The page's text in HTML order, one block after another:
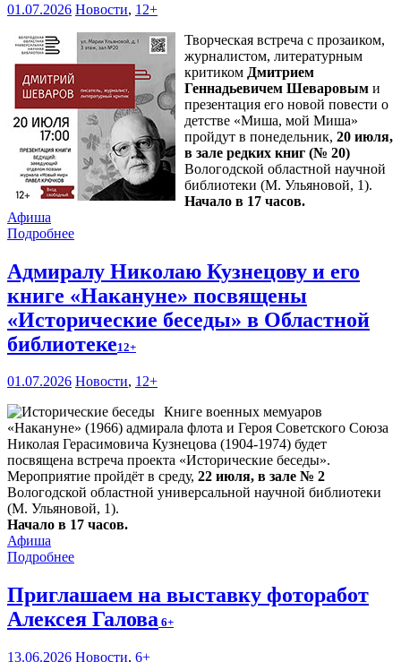
01.07.2026 Новости, 12+
Творческая встреча с прозаиком,
журналистом, литературным
критиком Дмитрием
Геннадьевичем Шеваровым и
презентация его новой повести о
детстве «Миша, мой Миша»
пройдут в понедельник, 20 июля,
в зале редких книг (№ 20)
Вологодской областной научной
библиотеки (М. Ульяновой, 1).
Начало в 17 часов.
Афиша
Подробнее
Адмиралу Николаю Кузнецову и его
книге «Накануне» посвящены
«Исторические беседы» в Областной
библиотеке12+
01.07.2026 Новости, 12+
Книге военных мемуаров
«Накануне» (1966) адмирала флота и Героя Советского Союза
Николая Герасимовича Кузнецова (1904-1974) будет
посвящена встреча проекта «Исторические беседы».
Мероприятие пройдёт в среду, 22 июля, в зале № 2
Вологодской областной универсальной научной библиотеки
(М. Ульяновой, 1).
Начало в 17 часов.
Афиша
Подробнее
Приглашаем на выставку фоторабот
Алексея Галова 6+
13.06.2026 Новости, 6+